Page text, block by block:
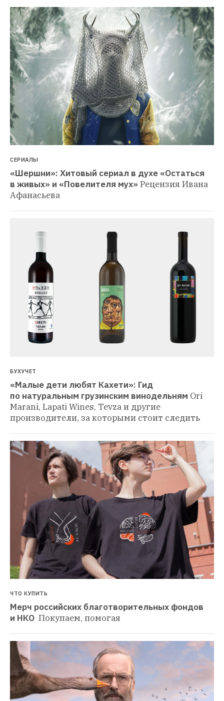
СЕРИАЛЫ
«Шершни»: Хитовый сериал в духе «Остаться
в живых» и «Повелителя мух» Рецензия Ивана
Афанасьева
БУХУЧЕТ
«Малые дети любят Кахети»: Гид
по натуральным грузинским винодельням Ori
Marani, Lapati Wines, Tevza и другие
производители, за которыми стоит следить
ЧТО КУПИТЬ
Мерч российских благотворительных фондов
и НКО Покупаем, помогая